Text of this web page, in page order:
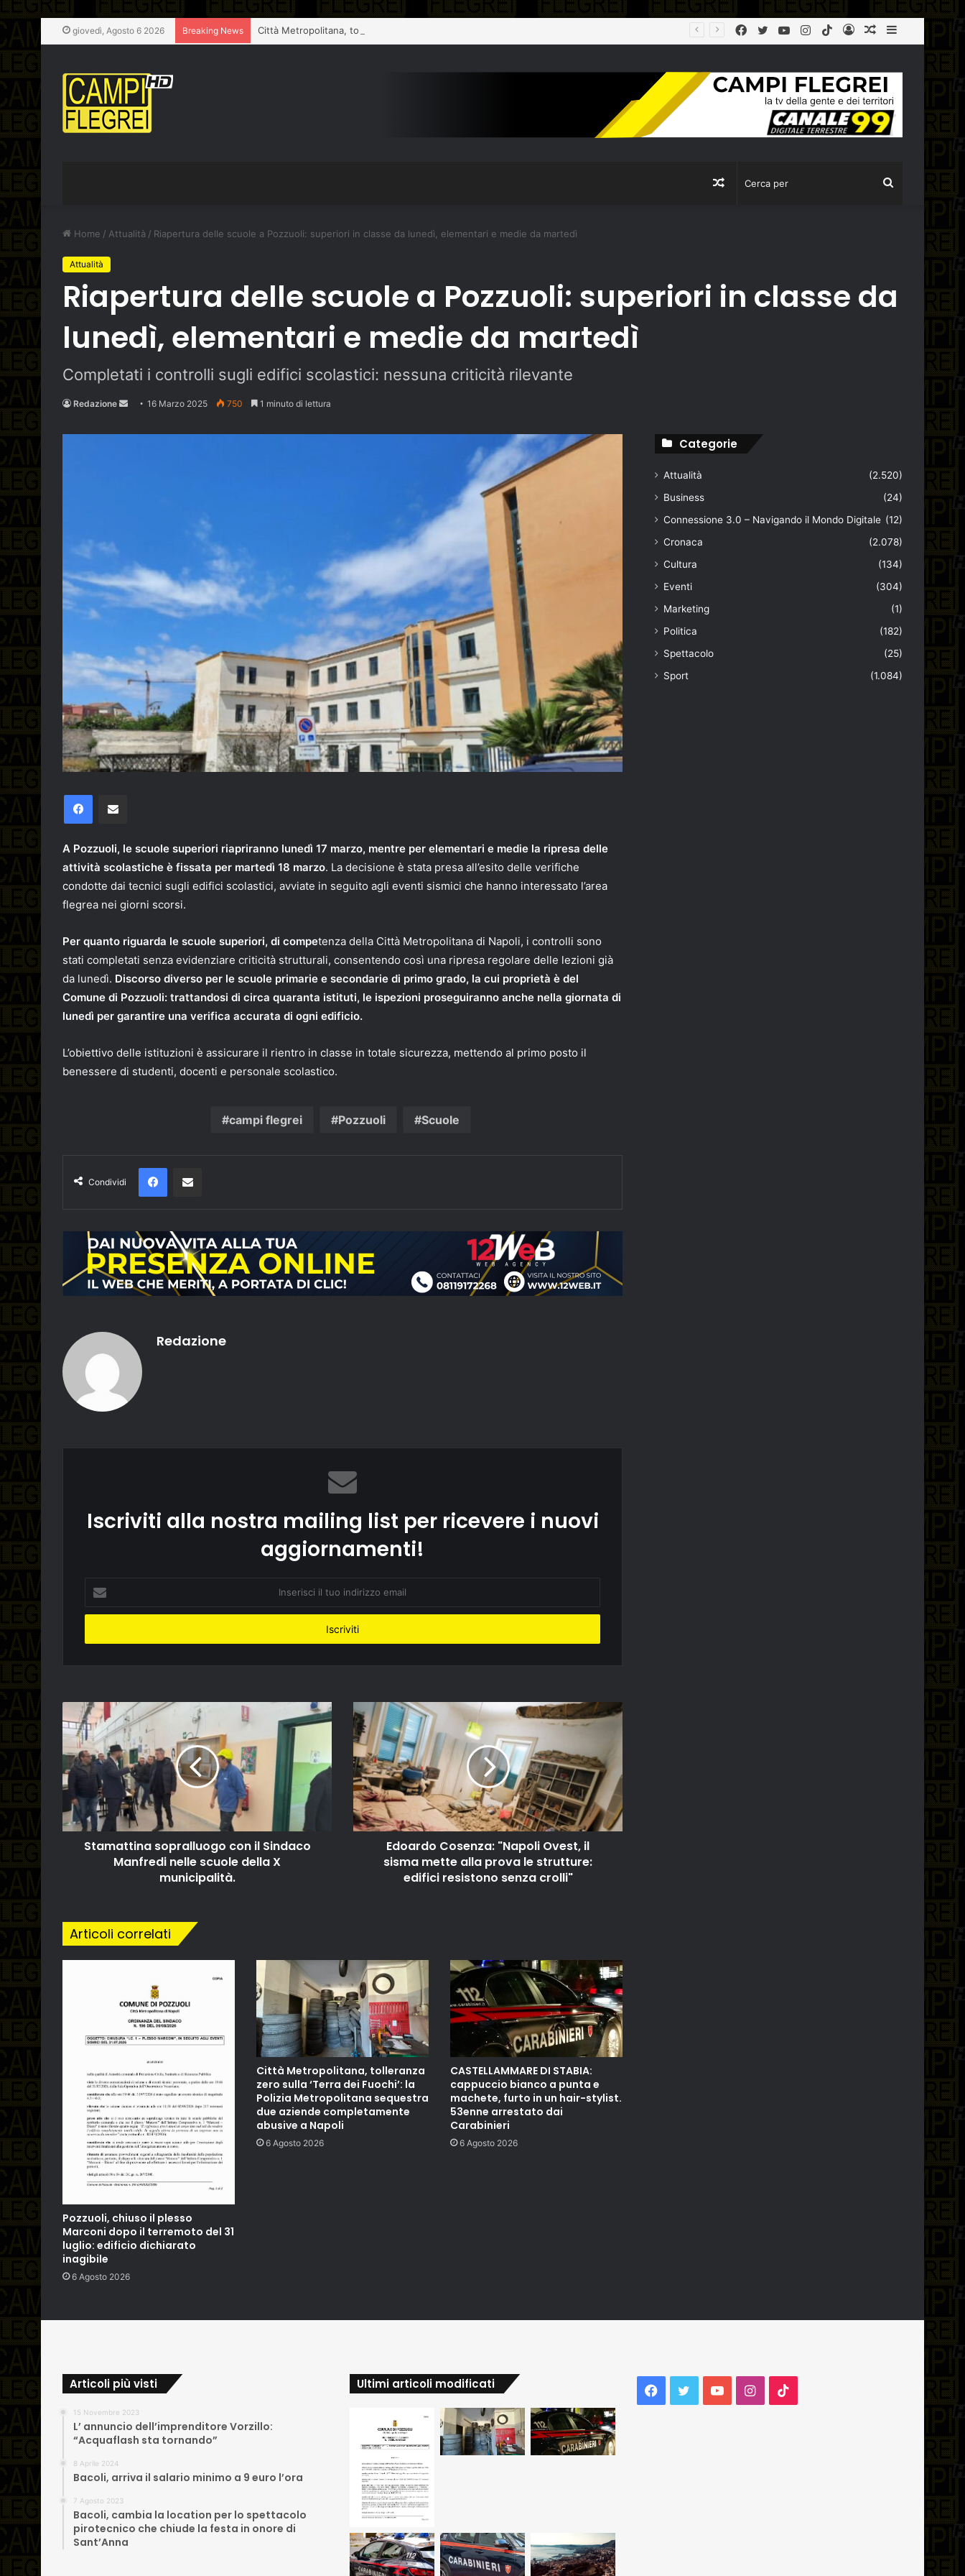
giovedì, Agosto 6 2026 Breaking News Sidebar
Articolo
Log
TikTok
Instagram
YouTube
Twitter
Facebook
Cerca
Articolo
Home / Attualità / Riapertura delle scuole a Pozzuoli: superiori in classe da lunedì, elementari e medie da martedì
Attualità
Riapertura delle scuole a Pozzuoli: superiori in classe da
lunedì, elementari e medie da martedì
Completati i controlli sugli edifici scolastici: nessuna criticità rilevante
Redazione
Send
email
16 Marzo 2025 750 1 minuto di lettura
Facebook
A Pozzuoli, le scuole superiori riapriranno lunedì 17 marzo, mentre per elementari e medie la ripresa delle
attività scolastiche è fissata per martedì 18 marzo. La decisione è stata presa all’esito delle verifiche
condotte dai tecnici sugli edifici scolastici, avviate in seguito agli eventi sismici che hanno interessato l’area
flegrea nei giorni scorsi.
Per quanto riguarda le scuole superiori, di competenza della Città Metropolitana di Napoli, i controlli sono
stati completati senza evidenziare criticità strutturali, consentendo così una ripresa regolare delle lezioni già
da lunedì. Discorso diverso per le scuole primarie e secondarie di primo grado, la cui proprietà è del
Comune di Pozzuoli: trattandosi di circa quaranta istituti, le ispezioni proseguiranno anche nella giornata di
lunedì per garantire una verifica accurata di ogni edificio.
L’obiettivo delle istituzioni è assicurare il rientro in classe in totale sicurezza, mettendo al primo posto il
benessere di studenti, docenti e personale scolastico.
campi flegrei Pozzuoli Scuole
Condividi
Facebook
Redazione
Iscriviti alla nostra mailing list per ricevere i nuovi
aggiornamenti!
tuo
email
Stamattina sopralluogo con il Sindaco
Manfredi nelle scuole della X
municipalità.
Edoardo Cosenza: "Napoli Ovest, il
sisma mette alla prova le strutture:
edifici resistono senza crolli"
Articoli correlati
Pozzuoli, chiuso il plesso
Marconi dopo il terremoto del 31
luglio: edificio dichiarato
inagibile
6 Agosto 2026
Città Metropolitana, tolleranza
zero sulla ‘Terra dei Fuochi’: la
Polizia Metropolitana sequestra
due aziende completamente
abusive a Napoli
6 Agosto 2026
CASTELLAMMARE DI STABIA:
cappuccio bianco a punta e
machete, furto in un hair-stylist.
53enne arrestato dai
Carabinieri
6 Agosto 2026
Categorie
Attualità
(2.520)
Business
(24)
Connessione 3.0 – Navigando il Mondo Digitale (12)
Cronaca
(2.078)
Cultura
(134)
Eventi
(304)
Marketing
(1)
Politica
(182)
Spettacolo
(25)
Sport
(1.084)
Articoli più visti
15 Novembre 2023
L’ annuncio dell’imprenditore Vorzillo:
“Acquaflash sta tornando”
8 Aprile 2024
Bacoli, arriva il salario minimo a 9 euro l’ora
7 Agosto 2023
Bacoli, cambia la location per lo spettacolo
pirotecnico che chiude la festa in onore di
Sant’Anna
Ultimi articoli modificati Facebook
TwitterYouTubeInstagram
TikTok